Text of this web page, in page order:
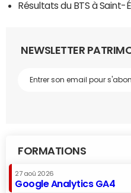
Résultats du BTS à
NEWSLETTER
FORMATIONS
27 aoû 2026
Google Analytics GA4